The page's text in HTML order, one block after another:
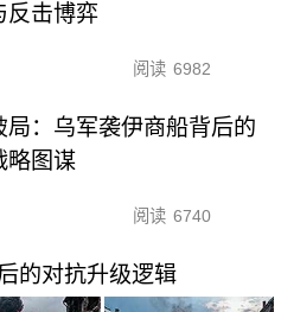
反击博弈
阅读 6982
局：乌军袭伊商船背后的
略图谋
阅读 6740
的对抗升级逻辑